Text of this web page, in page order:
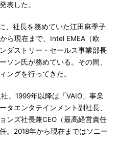
表した。
、社長を務めていた江田麻季子
ら現在まで、Intel EMEA（欧
ダストリー・セールス事業部長
ソン氏が務めている。その間、
ングを行ってきた。
。1999年以降は「VAIO」事業
タエンタテインメント副社長、
ンズ社長兼CEO（最高経営責任
。2018年から現在まではソニー